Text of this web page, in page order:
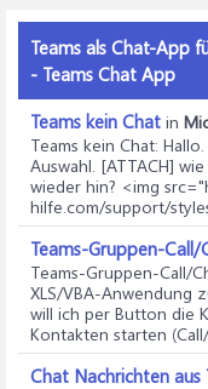
Teams als Chat-App
- Teams Chat App
Teams kein Chat in
Teams kein Chat:
Auswahl. [ATTACH]
wieder hin? <img
hilfe.com/support/
Teams-Gruppen-Call/
Teams-Gruppen-Call/
XLS/VBA-Anwendung
will ich per Button die
Kontakten starten
Chat Nachrichten